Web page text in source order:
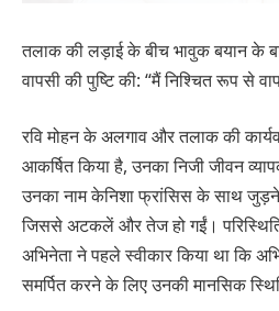
तलाक की लड़ाई के बीच भावुक बयान के
वापसी की पुष्टि की: “मैं निश्चित रूप से
रवि मोहन के अलगाव और तलाक की
आकर्षित किया है, उनका निजी जीवन
उनका नाम केनिशा फ्रांसिस के साथ
जिससे अटकलें और तेज हो गईं।
अभिनेता ने पहले स्वीकार किया था कि
समर्पित करने के लिए उनकी मानसिक